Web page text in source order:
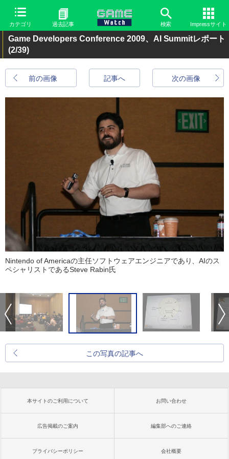
カテゴリ 過去記事 検索 Impressサイト
Game Developers Conference 2009、AI Summitレポート
(2/39)
前の画像 次の画像
記事へ
Nintendo of Americaの主任ソフトウェアエンジニアであり、AIのス
ペシャリストであるSteve Rabin氏
この写真の記事へ
本サイトのご利用について お問い合わせ
広告掲載のご案内 編集部へのご連絡
プライバシーポリシー 会社概要